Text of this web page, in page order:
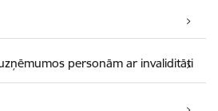
personām ar invaliditāti